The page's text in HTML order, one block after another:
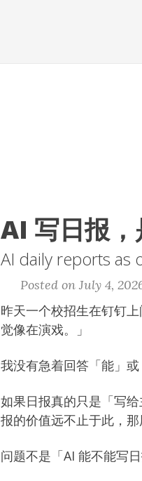
AI 写日报，
AI daily reports as
Posted on July 4,
昨天一个校招生在钉钉
觉像在演戏。」
我没有急着回答「能」
如果日报真的只是「写
报的价值远不止于此，
问题不是「AI 能不能写